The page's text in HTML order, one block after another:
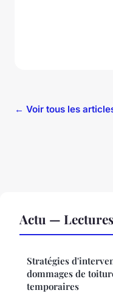
← Voir tous les
Actu —
Stratégies
dommages de
temporaires